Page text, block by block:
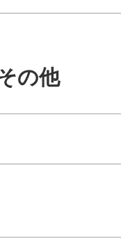
の他